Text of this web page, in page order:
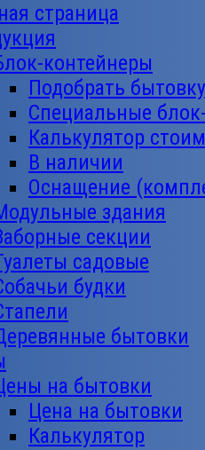
страница
контейнеры
Подобрать бытовку
Специальные
Калькулятор
В наличии
Оснащение
здания
секции
садовые
будки
бытовки
на бытовки
Цена на бытовки
Калькулятор